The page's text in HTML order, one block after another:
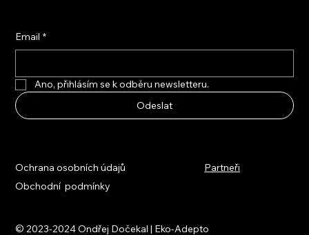
Email *
Ano, přihlásím se k odběru newsletteru.
Odeslat
© 2023-2024 Ondřej Dočekal | Eko-Adepto
Ochrana osobních údajů
Obchodní podmínky
Partneři